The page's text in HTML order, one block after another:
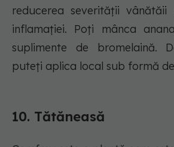
reducerea severității
inflamației. Poți mânca
suplimente de bromelaină.
puteți aplica local sub formă
10. Tătăneasă